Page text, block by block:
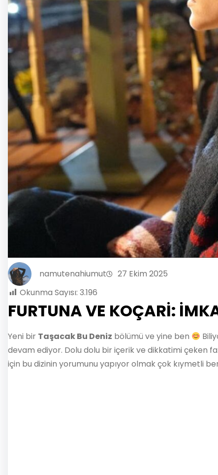
namutenahiumut
27 Ekim 2025
Okunma Sayısı: 3.196
FURTUNA VE KOÇARİ:
Yeni bir Taşacak Bu Deniz bölümü ve yine ben
devam ediyor. Dolu dolu bir içerik ve dikkatimi çeken
için bu dizinin yorumunu yapıyor olmak çok kıymetli